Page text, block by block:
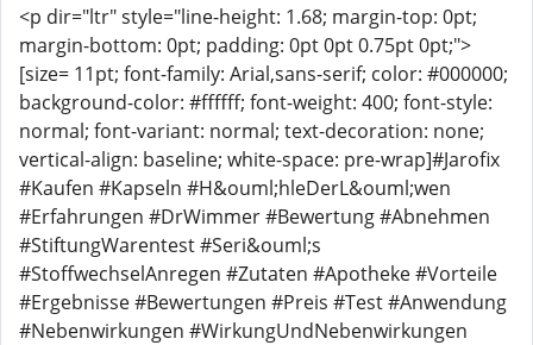
<p dir="ltr" style="line-height: 1.68; margin-top: 0pt;
margin-bottom: 0pt; padding: 0pt 0pt 0.75pt 0pt;">
[size= 11pt; font-family: Arial,sans-serif; color: #000000;
background-color: #ffffff; font-weight: 400; font-style:
normal; font-variant: normal; text-decoration: none;
vertical-align: baseline; white-space: pre-wrap]#Jarofix
#Kaufen #Kapseln #H&ouml;hleDerL&ouml;wen
#Erfahrungen #DrWimmer #Bewertung #Abnehmen
#StiftungWarentest #Seri&ouml;s
#StoffwechselAnregen #Zutaten #Apotheke #Vorteile
#Ergebnisse #Bewertungen #Preis #Test #Anwendung
#Nebenwirkungen #WirkungUndNebenwirkungen